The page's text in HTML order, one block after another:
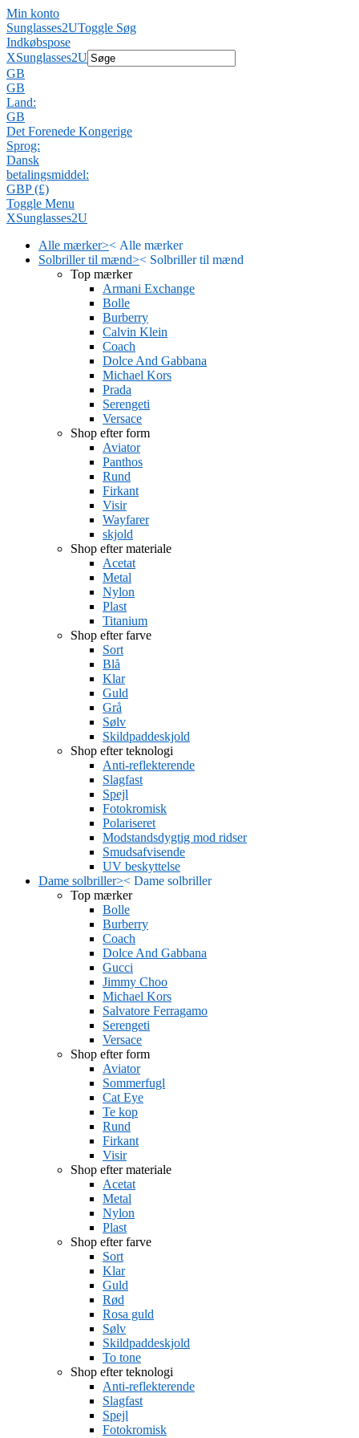
Min konto
Sunglasses2UToggle Søg
Indkøbspose
XSunglasses2U
GB
GB
Land:
GB
Det Forenede Kongerige
Sprog:
Dansk
betalingsmiddel:
GBP (£)
Toggle Menu
XSunglasses2U
Alle mærker>< Alle mærker
Solbriller til mænd>< Solbriller til mænd
Top mærker
Armani Exchange
Bolle
Burberry
Calvin Klein
Coach
Dolce And Gabbana
Michael Kors
Prada
Serengeti
Versace
Shop efter form
Aviator
Panthos
Rund
Firkant
Visir
Wayfarer
skjold
Shop efter materiale
Acetat
Metal
Nylon
Plast
Titanium
Shop efter farve
Sort
Blå
Klar
Guld
Grå
Sølv
Skildpaddeskjold
Shop efter teknologi
Anti-reflekterende
Slagfast
Spejl
Fotokromisk
Polariseret
Modstandsdygtig mod ridser
Smudsafvisende
UV beskyttelse
Dame solbriller>< Dame solbriller
Top mærker
Bolle
Burberry
Coach
Dolce And Gabbana
Gucci
Jimmy Choo
Michael Kors
Salvatore Ferragamo
Serengeti
Versace
Shop efter form
Aviator
Sommerfugl
Cat Eye
Te kop
Rund
Firkant
Visir
Shop efter materiale
Acetat
Metal
Nylon
Plast
Shop efter farve
Sort
Klar
Guld
Rød
Rosa guld
Sølv
Skildpaddeskjold
To tone
Shop efter teknologi
Anti-reflekterende
Slagfast
Spejl
Fotokromisk